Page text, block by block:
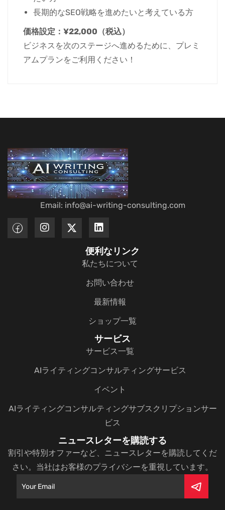
長期的なSEO戦略を進めたいと考えている方
価格設定：¥22,000（税込）
ビジネスを次のステージへ進めるために、プレミ
アムプランをご利用ください！
Email: info@ai-writing-consulting.com
便利なリンク
私たちについて
お問い合わせ
最新情報
ショップ一覧
サービス
サービス一覧
AIライティングコンサルティングサービス
イベント
AIライティングコンサルティングサブスクリプションサー
ビス
ニュースレターを購読する
割引や特別オファーなど、ニュースレターを購読してくだ
さい。当社はお客様のプライバシーを重視しています。